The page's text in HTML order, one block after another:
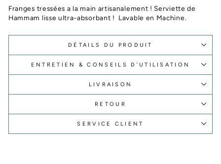
Franges tressées a la main artisanalement ! Serviette de
Hammam lisse ultra-absorbant ! Lavable en Machine.
DÉTAILS DU PRODUIT
ENTRETIEN & CONSEILS D’UTILISATION
LIVRAISON
RETOUR
SERVICE CLIENT